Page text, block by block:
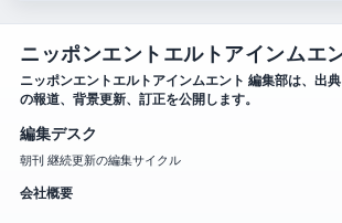
ニッポンエントエルトアインムエ
ニッポンエントエルトアインムエント 編集部は、出
の報道、背景更新、訂正を公開します。
編集デスク
朝刊 継続更新の編集サイクル
会社概要